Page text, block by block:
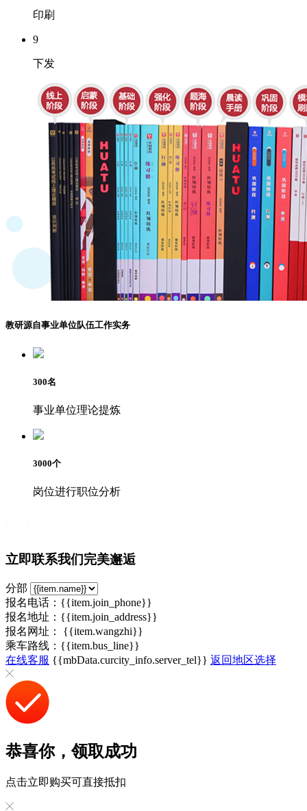
印刷
9
下发
教研源自事业单位队伍工作实务
300名
事业单位理论提炼
3000个
岗位进行职位分析
立即联系我们完美邂逅
分部
报名电话：{{item.join_phone}}
报名地址：{{item.join_address}}
报名网址： {{item.wangzhi}}
乘车路线：{{item.bus_line}}
在线客服 {{mbData.curcity_info.server_tel}} 返回地区选择
恭喜你，领取成功
点击立即购买可直接抵扣